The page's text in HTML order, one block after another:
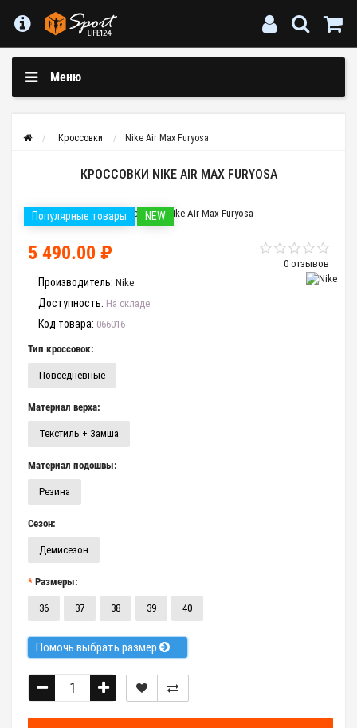
Меню
Кроссовки Nike Air Max Furyosa
КРОССОВКИ NIKE AIR MAX FURYOSA
Популярные товары NEW
0 отзывов
5 490.00 ₽
Производитель: Nike
Доступность: На складе
Код товара: 066016
Тип кроссовок:
Повседневные
Материал верха:
Текстиль + Замша
Материал подошвы:
Резина
Сезон:
Демисезон
Размеры:
36 37 38 39 40
Помочь выбрать размер